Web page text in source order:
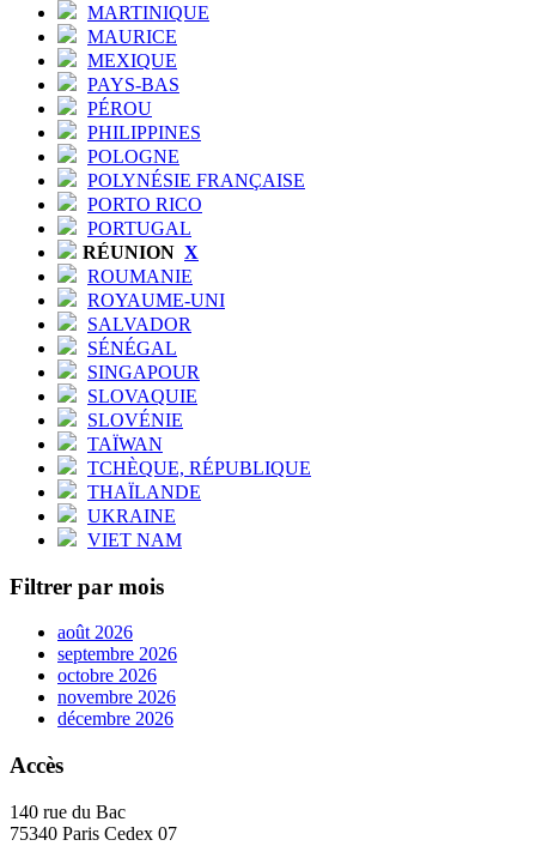
MARTINIQUE
MAURICE
MEXIQUE
PAYS-BAS
PÉROU
PHILIPPINES
POLOGNE
POLYNÉSIE FRANÇAISE
PORTO RICO
PORTUGAL
RÉUNION X
ROUMANIE
ROYAUME-UNI
SALVADOR
SÉNÉGAL
SINGAPOUR
SLOVAQUIE
SLOVÉNIE
TAÏWAN
TCHÈQUE, RÉPUBLIQUE
THAÏLANDE
UKRAINE
VIET NAM
Filtrer par mois
août 2026
septembre 2026
octobre 2026
novembre 2026
décembre 2026
Accès
140 rue du Bac
75340 Paris Cedex 07